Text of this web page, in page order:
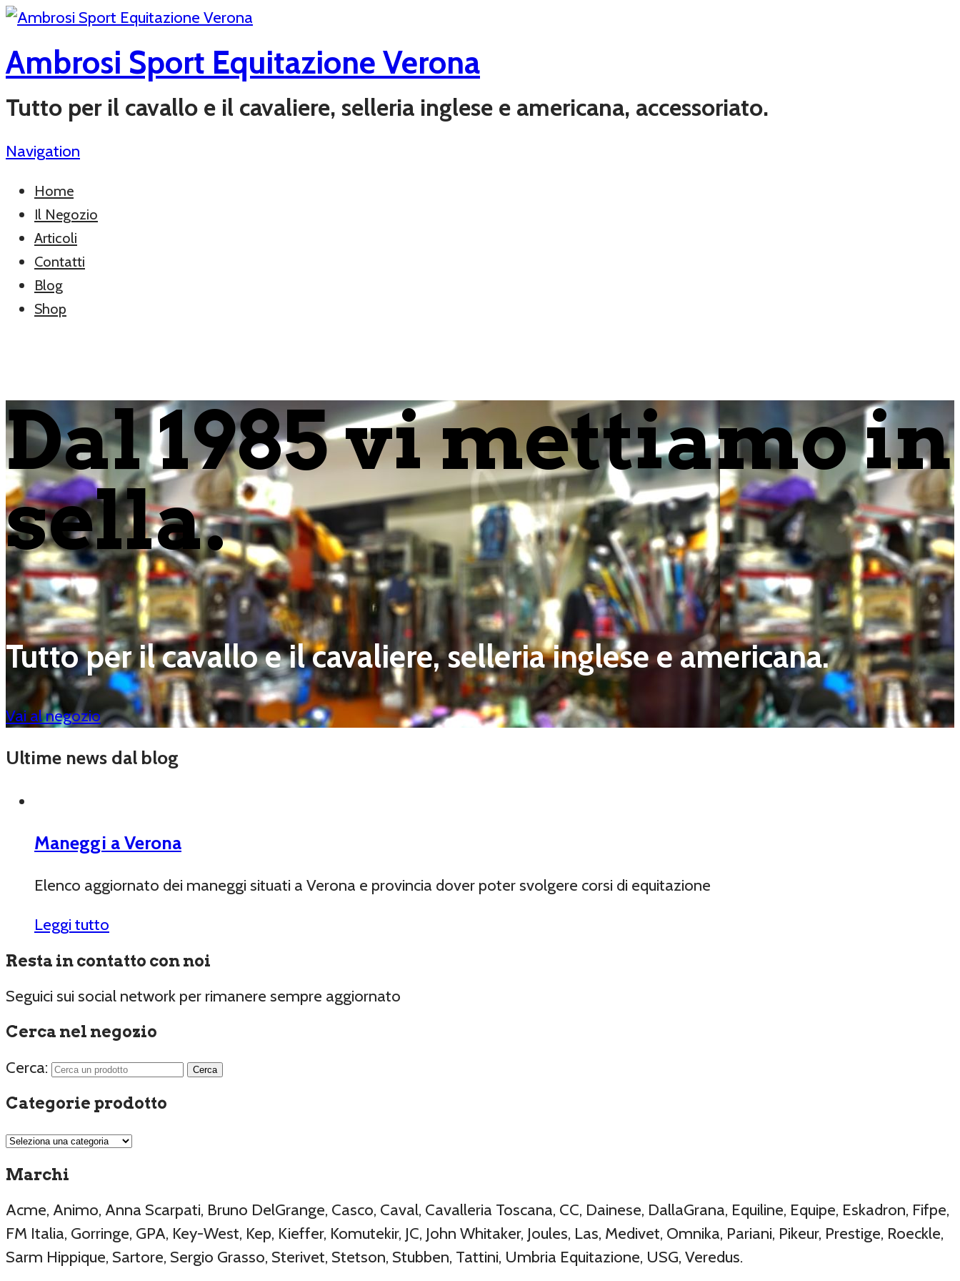
Ambrosi Sport Equitazione Verona
Tutto per il cavallo e il cavaliere, selleria inglese e americana, accessoriato.
Navigation
Home
Il Negozio
Articoli
Contatti
Blog
Shop
Dal 1985 vi mettiamo in
sella.
Tutto per il cavallo e il cavaliere, selleria inglese e americana.
Vai al negozio
Ultime news dal blog
Maneggi a Verona
Elenco aggiornato dei maneggi situati a Verona e provincia dover poter svolgere corsi di equitazione
Leggi tutto
Resta in contatto con noi
Seguici sui social network per rimanere sempre aggiornato
Cerca nel negozio
Cerca:
Categorie prodotto
Marchi
Acme, Animo, Anna Scarpati, Bruno DelGrange, Casco, Caval, Cavalleria Toscana, CC, Dainese, DallaGrana, Equiline, Equipe, Eskadron, Fifpe,
FM Italia, Gorringe, GPA, Key-West, Kep, Kieffer, Komutekir, JC, John Whitaker, Joules, Las, Medivet, Omnika, Pariani, Pikeur, Prestige, Roeckle,
Sarm Hippique, Sartore, Sergio Grasso, Sterivet, Stetson, Stubben, Tattini, Umbria Equitazione, USG, Veredus.